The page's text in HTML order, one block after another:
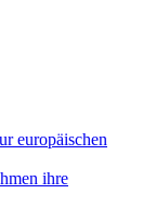
europäischen
ihre